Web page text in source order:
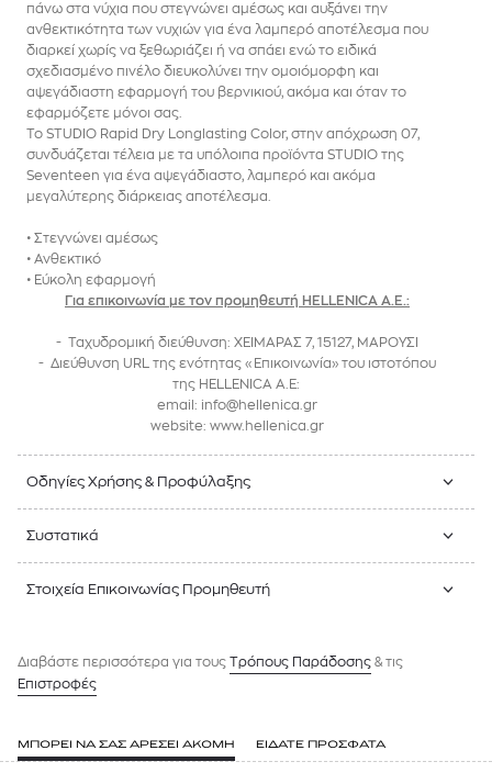
πάνω στα νύχια που στεγνώνει αμέσως και αυξάνει την
ανθεκτικότητα των νυχιών για ένα λαμπερό αποτέλεσμα που
διαρκεί χωρίς να ξεθωριάζει ή να σπάει ενώ το ειδικά
σχεδιασμένο πινέλο διευκολύνει την ομοιόμορφη και
αψεγάδιαστη εφαρμογή του βερνικιού, ακόμα και όταν το
εφαρμόζετε μόνοι σας.
Το STUDIO Rapid Dry Longlasting Color, στην απόχρωση 07,
συνδυάζεται τέλεια με τα υπόλοιπα προϊόντα STUDIO της
Seventeen για ένα αψεγάδιαστο, λαμπερό και ακόμα
μεγαλύτερης διάρκειας αποτέλεσμα.
• Στεγνώνει αμέσως
• Ανθεκτικό
• Εύκολη εφαρμογή
Για επικοινωνία με τον προμηθευτή HELLENICA Α.Ε.:
- Ταχυδρομική διεύθυνση: ΧΕΙΜΑΡΑΣ 7, 15127, ΜΑΡΟΥΣΙ
- Διεύθυνση URL της ενότητας «Επικοινωνία» του ιστοτόπου
της HELLENICA Α.Ε:
email: info@hellenica.gr
website: www.hellenica.gr
Οδηγίες Χρήσης & Προφύλαξης
Συστατικά
Στοιχεία Επικοινωνίας Προμηθευτή
Διαβάστε περισσότερα για τους Tρόπους Παράδοσης & τις
Επιστροφές
ΜΠΟΡΕΙ ΝΑ ΣΑΣ ΑΡΕΣΕΙ ΑΚΟΜΗ ΕΙΔΑΤΕ ΠΡΟΣΦΑΤΑ